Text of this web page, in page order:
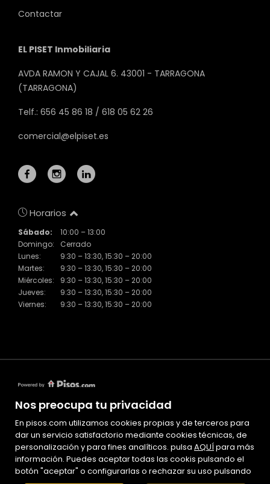
Nos preocupa tu privacidad
En pisos.com utilizamos cookies propias y de terceros para
dar un servicio satisfactorio mediante cookies técnicas, de
personalización y para fines analíticos. pulsa AQUÍpara más
información. Puedes aceptar todas las cookis pulsando el
botón "aceptar" o configurarlas o rechazar su uso pulsando
Contactar
EL PISET Inmobiliaria
AVDA RAMON Y CAJAL 6. 43001 - TARRAGONA
(TARRAGONA)
Telf.: 656 45 86 18 / 618 05 62 26
comercial@elpiset.es
Horarios
Sábado:
10:00 – 13:00
Domingo:
Cerrado
Lunes:
9:30 – 13:30, 15:30 – 20:00
Martes:
9:30 – 13:30, 15:30 – 20:00
Miércoles:
9:30 – 13:30, 15:30 – 20:00
Jueves:
9:30 – 13:30, 15:30 – 20:00
Viernes:
9:30 – 13:30, 15:30 – 20:00
Mapa Web
Aviso legal
Favoritos
Inmuebles destacados